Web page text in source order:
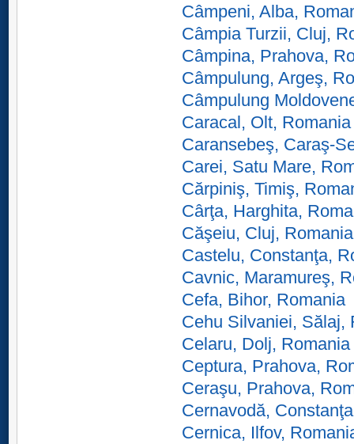
Câmpeni, Alba,
Câmpia Turzii, Cluj,
Câmpina, Prahova,
Câmpulung, Argeş,
Câmpulung
Caracal, Olt, Romania
Caransebeş, Caraş-
Carei, Satu Mare,
Cărpiniş, Timiş,
Cârţa, Harghita,
Căşeiu, Cluj, Romania
Castelu, Constanţa,
Cavnic, Maramureş,
Cefa, Bihor, Romania
Cehu Silvaniei, Sălaj,
Celaru, Dolj, Romania
Ceptura, Prahova,
Ceraşu, Prahova,
Cernavodă,
Cernica, Ilfov,